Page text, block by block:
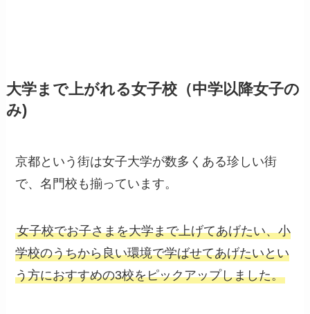
大学まで上がれる女子校（中学以降女子の
み)
京都という街は女子大学が数多くある珍しい街
で、名門校も揃っています。
女子校でお子さまを大学まで上げてあげたい、小
学校のうちから良い環境で学ばせてあげたいとい
う方におすすめの3校をピックアップしました。